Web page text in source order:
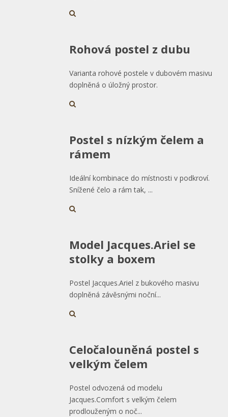
Rohová postel z dubu
Varianta rohové postele v dubovém masivu
doplněná o úložný prostor.
Postel s nízkým čelem a
rámem
Ideální kombinace do místnosti v podkroví.
Snížené čelo a rám tak, ...
Model Jacques.Ariel se
stolky a boxem
Postel Jacques.Ariel z bukového masivu
doplněná závěsnými noční...
Celočalouněná postel s
velkým čelem
Postel odvozená od modelu
Jacques.Comfort s velkým čelem
prodlouženým o noč...